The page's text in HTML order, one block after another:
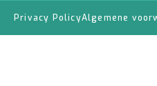
Privacy PolicyAlgemene